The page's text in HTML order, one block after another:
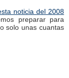
noticia del 2008
preparar para
solo unas cuantas